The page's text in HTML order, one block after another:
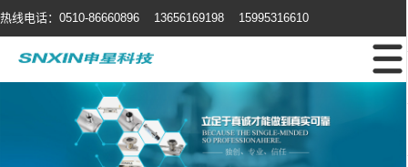
热线电话：0510-86660896 13656169198 15995316610